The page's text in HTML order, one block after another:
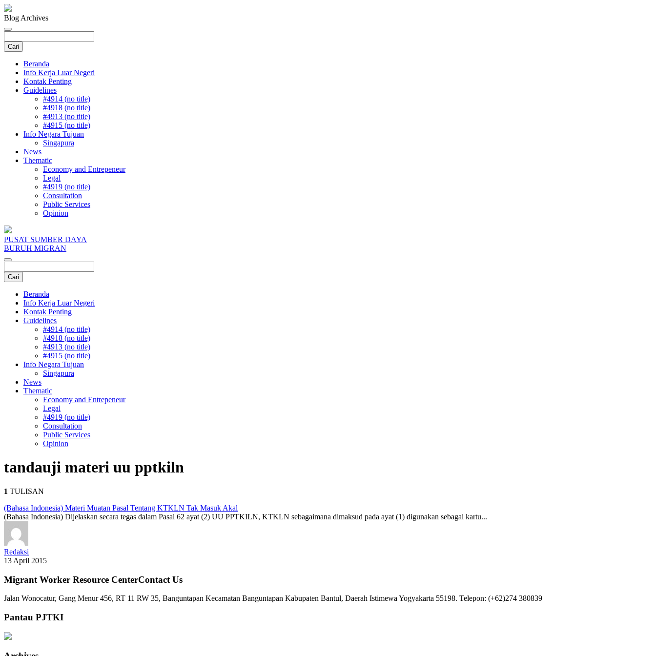
Blog Archives
Beranda
Info Kerja Luar Negeri
Kontak Penting
Guidelines
#4914 (no title)
#4918 (no title)
#4913 (no title)
#4915 (no title)
Info Negara Tujuan
Singapura
News
Thematic
Economy and Entrepeneur
Legal
#4919 (no title)
Consultation
Public Services
Opinion
PUSAT SUMBER DAYA
BURUH MIGRAN
Beranda
Info Kerja Luar Negeri
Kontak Penting
Guidelines
#4914 (no title)
#4918 (no title)
#4913 (no title)
#4915 (no title)
Info Negara Tujuan
Singapura
News
Thematic
Economy and Entrepeneur
Legal
#4919 (no title)
Consultation
Public Services
Opinion
tandauji materi uu pptkiln
1 TULISAN
(Bahasa Indonesia) Materi Muatan Pasal Tentang KTKLN Tak Masuk Akal
(Bahasa Indonesia) Dijelaskan secara tegas dalam Pasal 62 ayat (2) UU PPTKILN, KTKLN sebagaimana dimaksud pada ayat (1) digunakan sebagai kartu...
Redaksi
13 April 2015
Migrant Worker Resource CenterContact Us
Jalan Wonocatur, Gang Menur 456, RT 11 RW 35, Banguntapan Kecamatan Banguntapan Kabupaten Bantul, Daerah Istimewa Yogyakarta 55198. Telepon: (+62)274 380839
Pantau PJTKI